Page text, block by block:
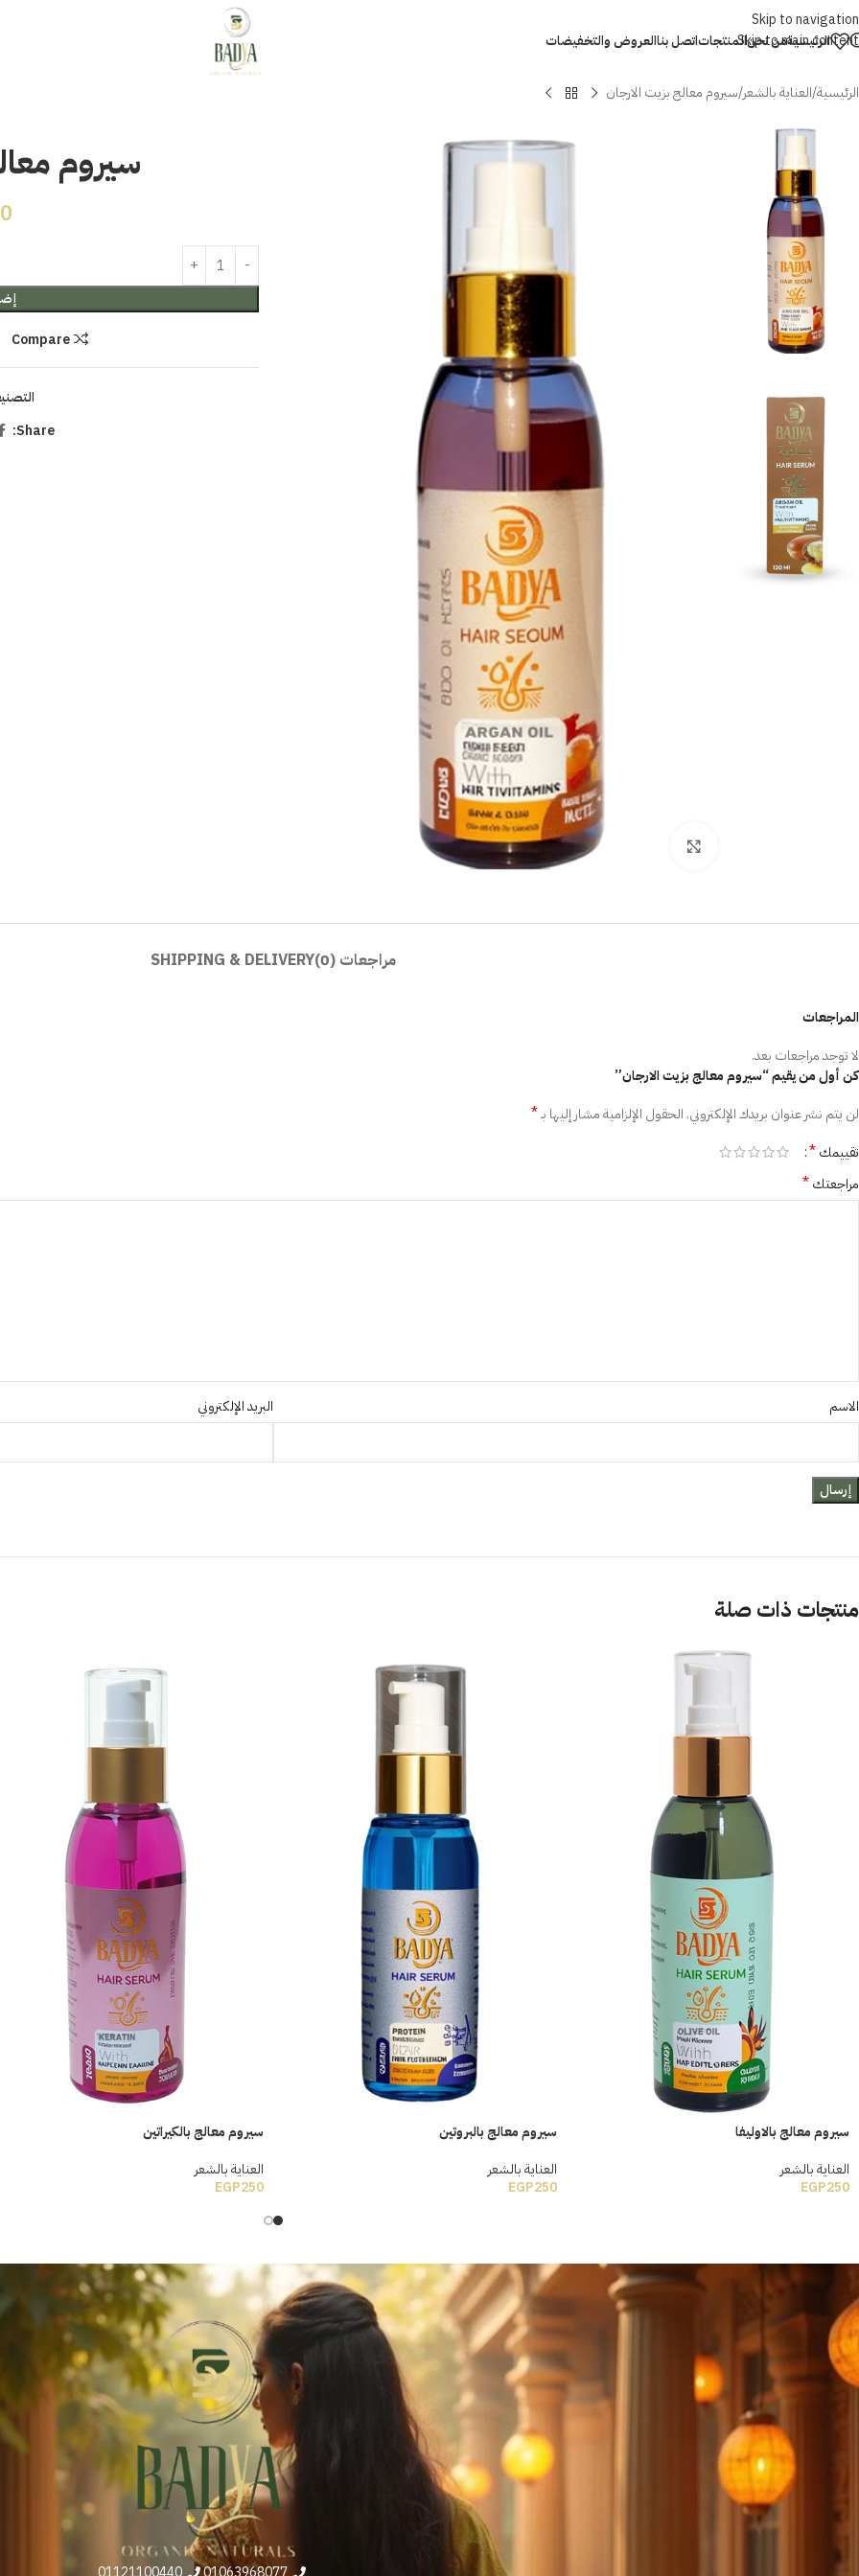
Skip to navigation
Skip to main content
الرئيسيةمن نحنالمنتجاتاتصل بناالعروض والتخفيضات
الرئيسية العناية بالشعر سيروم معالج بزيت الارجان
Click to enlarge
سيروم
Compare
Share:
مراجعات (0) SHIPPING & DELIVERY
المراجعات
لا توجد مراجعات بعد.
كن أول من يقيم “سيروم معالج بزيت الارجان”
لن يتم نشر عنوان بريدك الإلكتروني. الحقول الإلزامية مشار إليها بـ*
تقييمك*
مراجعتك*
الاسم البريد الإلكتروني
منتجات ذات صلة
سيروم معالج بالاوليفا
العناية بالشعر
EGP250
سيروم معالج بالبروتين
العناية بالشعر
EGP250
سيروم معالج بالكيراتين
العناية بالشعر
EGP250